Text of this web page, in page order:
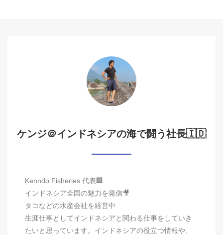
ケンジ＠インドネシアの海で闘う社長🇮🇩
Kenndo Fisheries 代表🏢
インドネシア全国の魅力を発信🎥
タコなどの水産会社を経営中
生涯仕事としてインドネシアと関わる仕事をしていき
たいと思っています。インドネシアの役立つ情報や、